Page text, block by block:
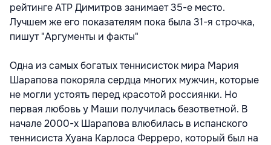
рейтинге АТР Димитров занимает 35-е место.
Лучшем же его показателям пока была 31-я строчка,
пишут "Аргументы и факты"
Одна из самых богатых теннисисток мира Мария
Шарапова покоряла сердца многих мужчин, которые
не могли устоять перед красотой россиянки. Но
первая любовь у Маши получилась безответной. В
начале 2000-х Шарапова влюбилась в испанского
теннисиста Хуана Карлоса Ферреро, который был на